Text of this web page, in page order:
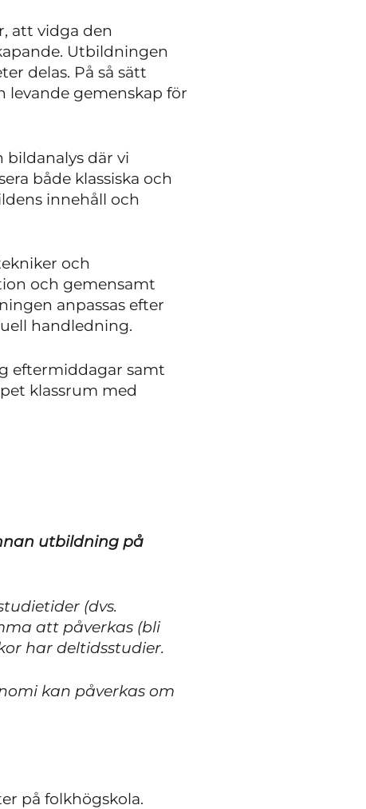
att vidga den
Utbildningen
delas. På så sätt
levande gemenskap för
bildanalys där vi
både klassiska och
innehåll och
och
och gemensamt
anpassas efter
handledning.
eftermiddagar samt
klassrum med
utbildning på
(dvs.
att påverkas (bli
har deltidsstudier.
kan påverkas om
på folkhögskola.